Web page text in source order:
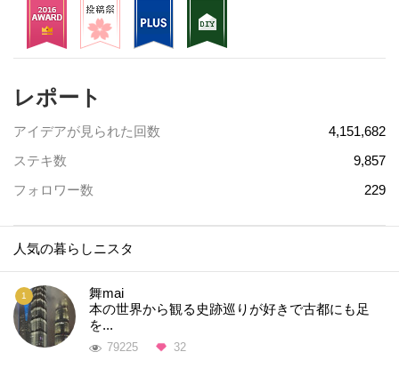
レポート
アイデアが見られた回数
4,151,682
ステキ数
9,857
フォロワー数
229
人気の暮らしニスタ
舞mai
本の世界から観る史跡巡りが好きで古都にも足
を...
79225 32